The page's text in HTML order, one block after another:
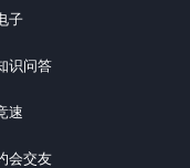
子
识问答
速
会交友